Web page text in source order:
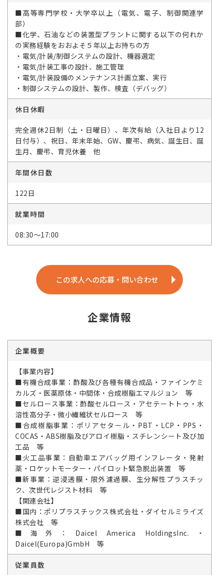
■高等専門学校・大学卒以上（電気、電子、制御関連学
部）
■化学、石油などの装置型プラントに関する以下の何れか
の実務経験をおおよそ５年以上お持ちの方
・電気/計装/制御システムの設計、機器選定
・電気/計装工事の設計、施工管理
・電気/計装設備のメンテナンス計画立案、実行
・制御システムの設計、製作、検査（デバッグ）
休日休暇
完全週休2日制（土・日曜日）、年次有給（入社日より12
日付与）、祝日、年末年始、GW、慶弔、病気、誕生日、誕
生月、慶弔、育児休養 他
年間休日数
122日
就業時間
08:30～17:00
この求人への応募・問い合わせ
企業情報
企業概要
【事業内容】
■有機合成事業：酢酸及び各種有機合成品・ファインケミ
カルズ・医薬原体・中間体・合成樹脂エマルジョン 等
■セルロース事業：酢酸セルロース・アセテートトゥ・水
溶性高分子・微小繊維状セルロース 等
■合成樹脂事業：ポリアセタール・PBT・LCP・PPS・
COCAS・ABS樹脂及びアロイ樹脂・スチレンシート及び加
工品 等
■火工品事業：自動車エアバッグ用インフレータ・発射
薬・ロケットモーター・パイロット緊急脱出装置 等
■新事業：逆浸透膜・限外濾過膜、生分解性プラスチッ
ク、次世代レジスト材料 等
【関連会社】
■国内：ポリプラスチックス株式会社・ダイセルミライズ
株式会社 等
■海外：Daicel America HoldingsInc.・
Daicel(Europa)GmbH 等
従業員数